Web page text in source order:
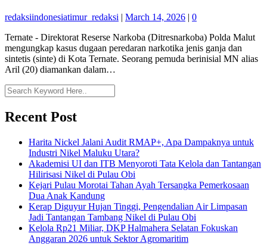
redaksiindonesiatimur_redaksi | March 14, 2026 | 0
Ternate - Direktorat Reserse Narkoba (Ditresnarkoba) Polda Malut
mengungkap kasus dugaan peredaran narkotika jenis ganja dan
sintetis (sinte) di Kota Ternate. Seorang pemuda berinisial MN alias
Aril (20) diamankan dalam…
Recent Post
Harita Nickel Jalani Audit RMAP+, Apa Dampaknya untuk
Industri Nikel Maluku Utara?
Akademisi UI dan ITB Menyoroti Tata Kelola dan Tantangan
Hilirisasi Nikel di Pulau Obi
Kejari Pulau Morotai Tahan Ayah Tersangka Pemerkosaan
Dua Anak Kandung
Kerap Diguyur Hujan Tinggi, Pengendalian Air Limpasan
Jadi Tantangan Tambang Nikel di Pulau Obi
Kelola Rp21 Miliar, DKP Halmahera Selatan Fokuskan
Anggaran 2026 untuk Sektor Agromaritim